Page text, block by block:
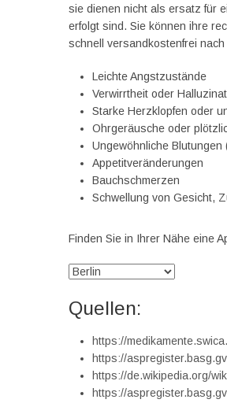
sie dienen nicht als ersatz für
erfolgt sind. Sie können ihre
schnell versandkostenfrei
Leichte Angstzustände
Verwirrtheit oder
Starke Herzklopfen oder
Ohrgeräusche oder
Ungewöhnliche
Appetitveränderungen
Bauchschmerzen
Schwellung von Gesicht,
Finden Sie in Ihrer Nähe eine
Quellen:
https://
https://
https://de.wikipedia.org/
https://